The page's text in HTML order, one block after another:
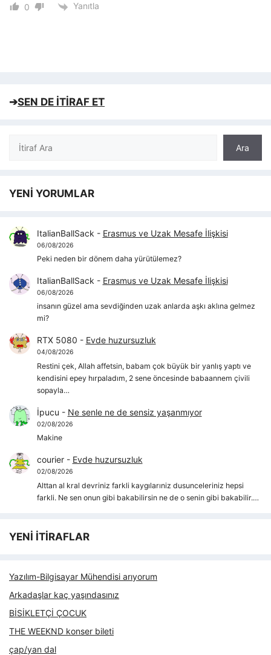
0 Yanıtla
➔SEN DE İTİRAF ET
Ara
Ara
YENİ YORUMLAR
ItalianBallSack - Erasmus ve Uzak Mesafe İlişkisi
06/08/2026
Peki neden bir dönem daha yürütülemez?
ItalianBallSack - Erasmus ve Uzak Mesafe İlişkisi
06/08/2026
insanın güzel ama sevdiğinden uzak anlarda aşkı aklına gelmez
mi?
RTX 5080 - Evde huzursuzluk
04/08/2026
Restini çek, Allah affetsin, babam çok büyük bir yanlış yaptı ve
kendisini epey hırpaladım, 2 sene öncesinde babaannem çivili
sopayla…
İpucu - Ne senle ne de sensiz yaşanmıyor
02/08/2026
Makine
courier- Evde huzursuzluk
02/08/2026
Alttan al kral devriniz farkli kaygılarıniz dusunceleriniz hepsi
farkli. Ne sen onun gibi bakabilirsin ne de o senin gibi bakabilir.…
YENİ İTİRAFLAR
Yazılım-Bilgisayar Mühendisi arıyorum
Arkadaşlar kaç yaşındasınız
BİSİKLETÇİ ÇOCUK
THE WEEKND konser bileti
çap/yan dal